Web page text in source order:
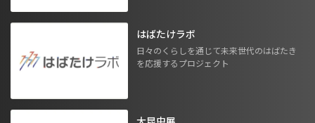
はばたけラボ
日々のくらしを通じて未来世代のはばたき
を応援するプロジェクト